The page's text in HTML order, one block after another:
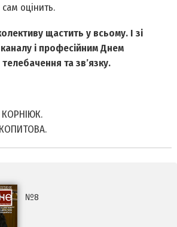
оцінить.
щастить у всьому. І зі
і професійним Днем
телебачення та зв’язку.
КОРНІЮК.
№8